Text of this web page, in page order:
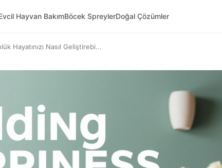
Hayvan BakımBöcek SpreylerDoğal Çözümler
Hayatınızı Nasıl Geliştirebi...